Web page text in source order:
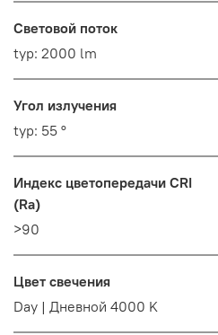
Световой поток
typ: 2000 lm
Угол излучения
typ: 55 °
Индекс цветопередачи CRI
(Ra)
>90
Цвет свечения
Day | Дневной 4000 K